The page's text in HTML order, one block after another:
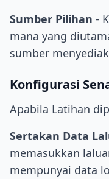
Sumber Pilihan -
mana yang
sumber
Konfigurasi
Apabila Latihan
Sertakan Data
memasukkan
mempunyai data